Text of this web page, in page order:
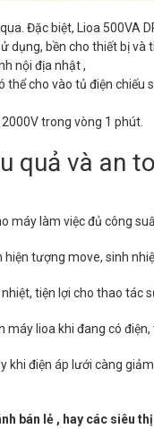
Đặc biệt, Lioa 500VA
bền cho thiết bị và
nội địa nhật ,
thể cho vào tủ điện
trong vòng 1 phút.
quả và an
máy làm việc đủ công
tượng move, sinh
tiện lợi cho thao tác
lioa khi đang có
khi điện áp lưới càng
bán lẻ , hay các siêu